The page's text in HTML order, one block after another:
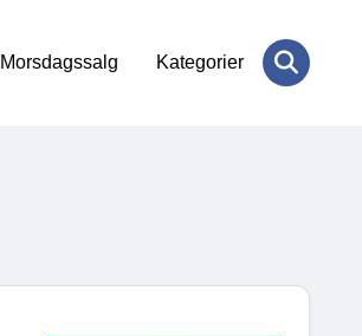
Morsdagssalg Kategorier